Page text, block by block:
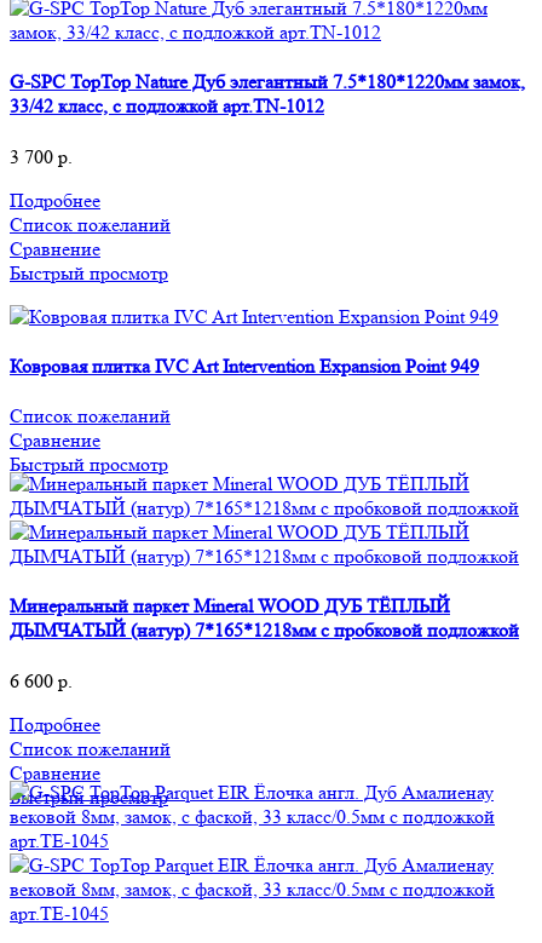
G-SPC TopTop Nature Дуб элегантный 7.5*180*1220мм замок,
33/42 класс, с подложкой арт.TN-1012
3 700 р.
Подробнее
Список пожеланий
Сравнение
Быстрый просмотр
Ковровая плитка IVC Art Intervention Expansion Point 949
Список пожеланий
Сравнение
Быстрый просмотр
Минеральный паркет Mineral WOOD ДУБ ТЁПЛЫЙ
ДЫМЧАТЫЙ (натур) 7*165*1218мм с пробковой подложкой
6 600 р.
Подробнее
Список пожеланий
Сравнение
Быстрый просмотр